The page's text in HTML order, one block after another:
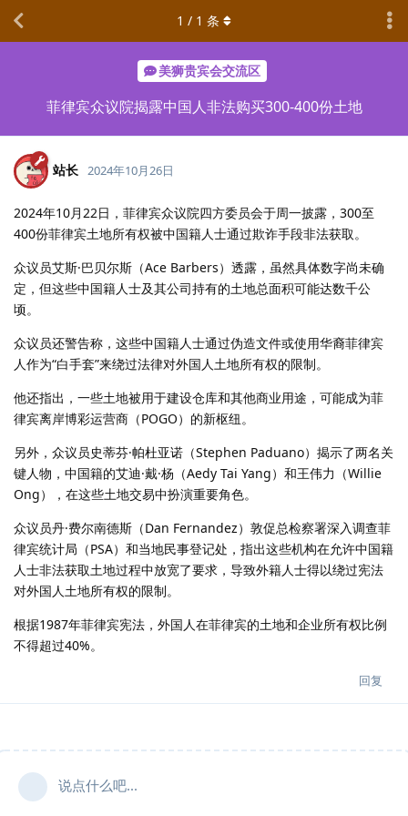
美狮贵宾会交流区
菲律宾众议院揭露中国人非法购买300-400份土地
1 / 1 条
站长 2024年10月26日
2024年10月22日，菲律宾众议院四方委员会于周一披露，300至
400份菲律宾土地所有权被中国籍人士通过欺诈手段非法获取。
众议员艾斯·巴贝尔斯（Ace Barbers）透露，虽然具体数字尚未确
定，但这些中国籍人士及其公司持有的土地总面积可能达数千公
顷。
众议员还警告称，这些中国籍人士通过伪造文件或使用华裔菲律宾
人作为“白手套”来绕过法律对外国人土地所有权的限制。
他还指出，一些土地被用于建设仓库和其他商业用途，可能成为菲
律宾离岸博彩运营商（POGO）的新枢纽。
另外，众议员史蒂芬·帕杜亚诺（Stephen Paduano）揭示了两名关
键人物，中国籍的艾迪·戴·杨（Aedy Tai Yang）和王伟力（Willie
Ong），在这些土地交易中扮演重要角色。
众议员丹·费尔南德斯（Dan Fernandez）敦促总检察署深入调查菲
律宾统计局（PSA）和当地民事登记处，指出这些机构在允许中国籍
人士非法获取土地过程中放宽了要求，导致外籍人士得以绕过宪法
对外国人土地所有权的限制。
根据1987年菲律宾宪法，外国人在菲律宾的土地和企业所有权比例
不得超过40%。
回复
说点什么吧...